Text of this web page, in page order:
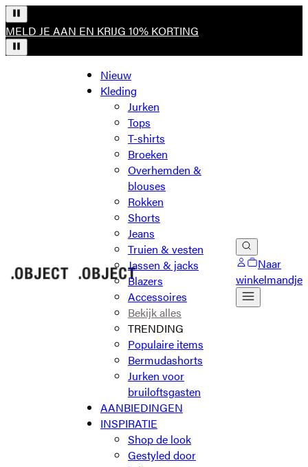
MELD JE AAN EN KRIJG 10% KORTING
Nieuw
Kleding
Jurken
Tops
T-shirts
Broeken
Overhemden &
blouses
Rokken
Shorts
Jeans
Truien & vesten
Jassen & jacks
Blazers
Accessoires
Bekijk alles
TRENDING
Populaire items
Bermudashorts
Jurken voor
bruiloftsgasten
AANBIEDINGEN
INSPIRATIE
Shop de look
Gestyled door
Naar
winkelmandje